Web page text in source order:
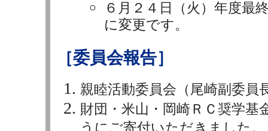
６月２４日（火）年度最
に変更です。
［委員会報告］
親睦活動委員会（尾崎副委
財団・米山・岡崎ＲＣ奨学
うにご寄付いただきました。